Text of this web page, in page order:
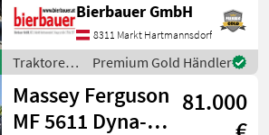
Zapfwellendrehzahl:
540/540E/1000/1000E,
Höchstgeschwindigkeit in
km/h: 50 km/h, Aufla
Bierbauer GmbH
8311 Markt Hartmannsdorf
Traktoren
/ Fendt
Premium Gold Händler
Massey Ferguson
MF 5611 Dyna-6
81.000